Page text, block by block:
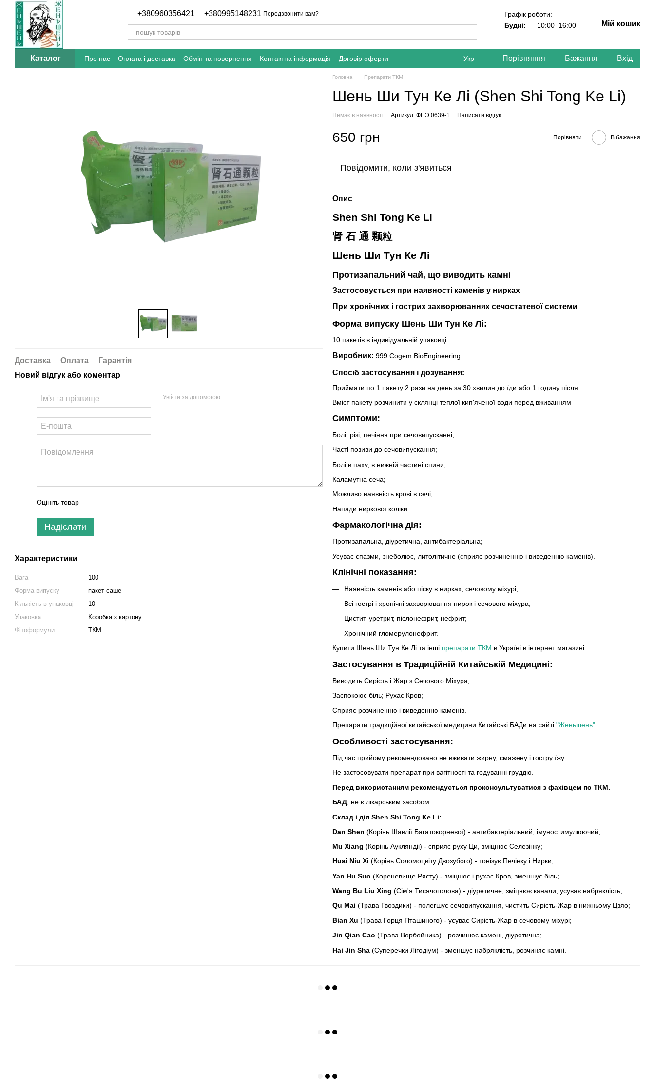
Перейти до основного контенту
+380960356421 +380995148231 Передзвонити вам?
Графік роботи:
Будні:
10:00–16:00 Мій кошик
Каталог Про нас Оплата і доставка Обмін та повернення Контактна інформація
Договір оферти
Відгуки про магазин
Блог
Укр Порівняння Бажання Вхід
Доставка Оплата
Гарантія
Новий відгук або коментар
Увійти за допомогою
Оцініть товар
Надіслати
Характеристики
Вага
100
Форма випуску
пакет-саше
Кількість в упаковці
10
Упаковка
Коробка з картону
Фітоформули
ТКМ
Головна Препарати ТКМ
Шень Ши Тун Ке Лі (Shen Shi Tong Ke Li)
Немає в наявності Артикул: ФПЭ 0639-1 Написати відгук
650 грн Порівняти В бажання
Повідомити, коли з'явиться
Опис
Shen Shi Tong Ke Li
肾 石 通 颗粒
Шень Ши Тун Ке Лі
Протизапальний чай, що виводить камні
Застосовується при наявності каменів у нирках
При хронічних і гострих захворюваннях сечостатевої системи
Форма випуску Шень Ши Тун Ке Лі:
10 пакетів в індивідуальній упаковці
Виробник: 999 Cogem BioEngineering
Спосіб застосування і дозування:
Приймати по 1 пакету 2 рази на день за 30 хвилин до їди або 1 годину після
Вміст пакету розчинити у склянці теплої кип'яченої води перед вживанням
Симптоми:
Болі, різі, печіння при сечовипусканні;
Часті позиви до сечовипускання;
Болі в паху, в нижній частині спини;
Каламутна сеча;
Можливо наявність крові в сечі;
Напади ниркової коліки.
Фармакологічна дія:
Протизапальна, діуретична, антибактеріальна;
Усуває спазми, знеболює, литолітичне (сприяє розчиненню і виведенню каменів).
Клінічні показання:
Наявність каменів або піску в нирках, сечовому міхурі;
Всі гострі і хронічні захворювання нирок і сечового міхура;
Цистит, уретрит, пієлонефрит, нефрит;
Хронічний гломерулонефрит.
Купити Шень Ши Тун Ке Лі та інші препарати ТКМ в Україні в інтернет магазині
Застосування в Традиційній Китайській Медицині:
Виводить Сирість і Жар з Сечового Міхура;
Заспокоює біль; Рухає Кров;
Сприяє розчиненню і виведенню каменів.
Препарати традиційної китайської медицини Китайські БАДи на сайті "Женьшень"
Особливості застосування:
Під час прийому рекомендовано не вживати жирну, смажену і гостру їжу
Не застосовувати препарат при вагітності та годуванні груддю.
Перед використанням рекомендується проконсультуватися з фахівцем по ТКМ.
БАД , не є лікарським засобом.
Склад і дія Shen Shi Tong Ke Li:
Dan Shen (Корінь Шавлії Багатокорневої) - антибактеріальний, імуностимулюючий;
Mu Xiang (Корінь Аукляндіі) - сприяє руху Ци, зміцнює Селезінку;
Huai Niu Xi (Корінь Соломоцвіту Двозубого) - тонізує Печінку і Нирки;
Yan Hu Suo (Кореневище Рясту) - зміцнює і рухає Кров, зменшує біль;
Wang Bu Liu Xing (Сім'я Тисячоголова) - діуретичне, зміцнює канали, усуває набряклість;
Qu Mai (Трава Гвоздики) - полегшує сечовипускання, чистить Сирість-Жар в нижньому Цзяо;
Bian Xu (Трава Горця Пташиного) - усуває Сирість-Жар в сечовому міхурі;
Jin Qian Cao (Трава Вербейника) - розчинює камені, діуретична;
Hai Jin Sha (Суперечки Лігодіум) - зменшує набряклість, розчиняє камні.